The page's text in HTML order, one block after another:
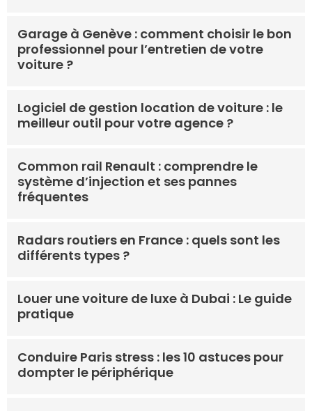
Garage à Genève : comment choisir le bon
professionnel pour l’entretien de votre
voiture ?
Logiciel de gestion location de voiture : le
meilleur outil pour votre agence ?
Common rail Renault : comprendre le
système d’injection et ses pannes
fréquentes
Radars routiers en France : quels sont les
différents types ?
Louer une voiture de luxe à Dubai : Le guide
pratique
Conduire Paris stress : les 10 astuces pour
dompter le périphérique